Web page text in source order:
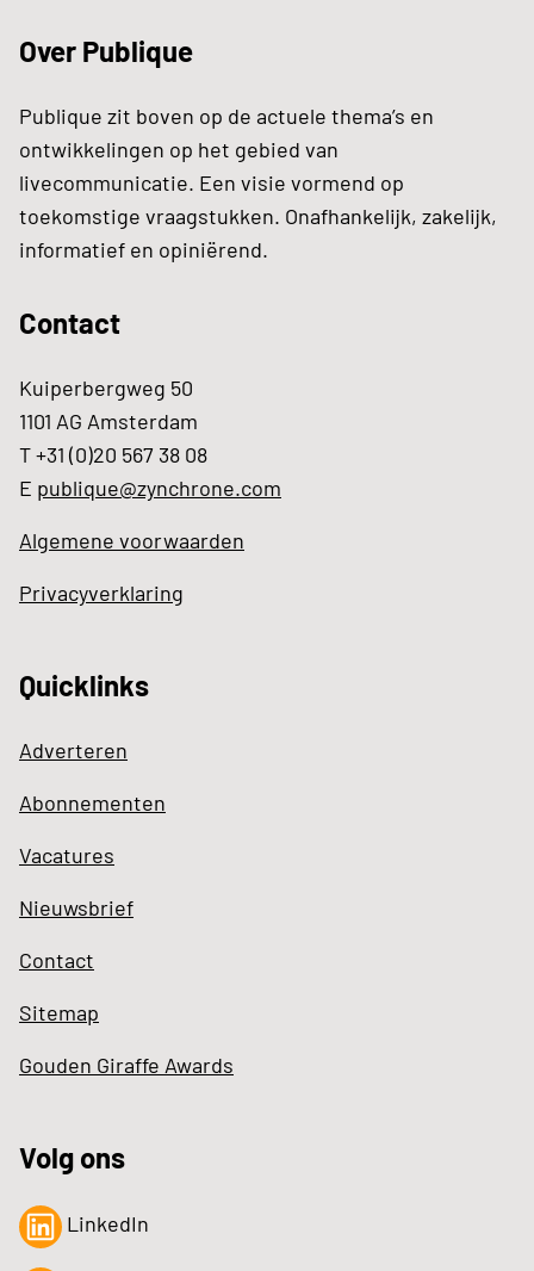
Over Publique
Publique zit boven op de actuele thema’s en
ontwikkelingen op het gebied van
livecommunicatie. Een visie vormend op
toekomstige vraagstukken. Onafhankelijk, zakelijk,
informatief en opiniërend.
Contact
Kuiperbergweg 50
1101 AG Amsterdam
T +31 (0)20 567 38 08
E publique@zynchrone.com
Algemene voorwaarden
Privacyverklaring
Quicklinks
Adverteren
Abonnementen
Vacatures
Nieuwsbrief
Contact
Sitemap
Gouden Giraffe Awards
Volg ons
LinkedIn